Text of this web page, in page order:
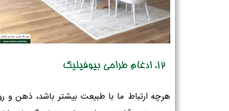
12. ادغام طراحی بیوفیلیک
هرچه ارتباط ما با طبیعت بیشتر باشد، ذهن و